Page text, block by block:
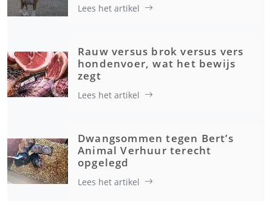
Lees het artikel
Rauw versus brok versus vers
hondenvoer, wat het bewijs
zegt
Lees het artikel
Dwangsommen tegen Bert’s
Animal Verhuur terecht
opgelegd
Lees het artikel